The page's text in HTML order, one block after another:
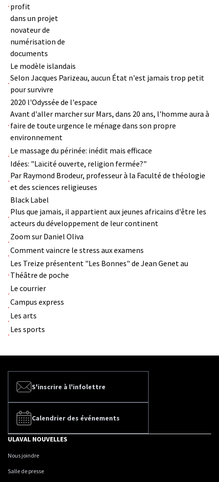
profit
dans un projet
novateur de
numérisation de
documents
Le modèle islandais
Selon Jacques Parizeau, aucun État n'est jamais trop petit
pour survivre
2020 l'Odyssée de l'espace
Avant d'aller marcher sur Mars, dans 20 ans, l'homme aura à
faire de toute urgence le ménage dans son propre
environnement
Le massage du périnée: inédit mais efficace
Idées: "Laïcité ouverte, religion fermée?"
Par Raymond Brodeur, professeur à la Faculté de théologie
et des sciences religieuses
Black Label
Plus que jamais, il appartient aux jeunes africains d'être les
acteurs du développement de leur continent
Zoom sur Daniel Oliva
Comment vaincre le stress aux examens
Les Treize présentent "Les Bonnes" de Jean Genet au
Théâtre de poche
Le courrier
Campus express
Les arts
Les sports
S'inscrire à l'infolettre
Calendrier des événements
ULAVAL NOUVELLES
Nous joindre
Salle de presse